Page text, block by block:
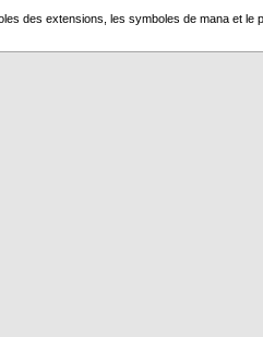
des extensions, les symboles de mana et